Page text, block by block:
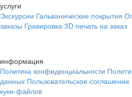
услуги
Экскурсии Гальванические покрытия
заказы Гравировка 3D печать на заказ
информация
Политика конфиденциальности
данных Пользовательское соглашение
куки-файлов